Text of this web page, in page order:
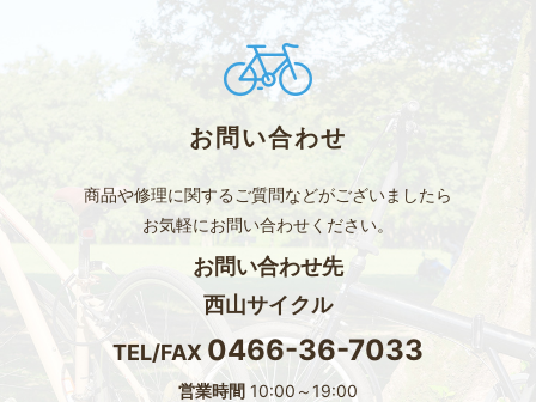
お問い合わせ
商品や修理に関するご質問などがございましたら
お気軽にお問い合わせください。
お問い合わせ先
西山サイクル
TEL/FAX 0466-36-7033
営業時間 10:00～19:00